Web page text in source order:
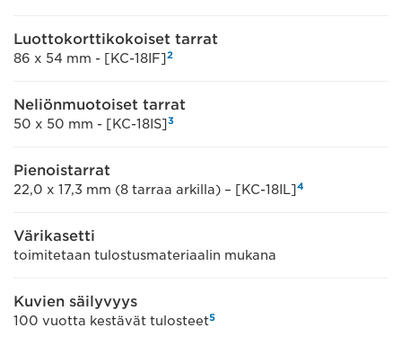
Luottokorttikokoiset tarrat
86 x 54 mm - [KC-18IF] 2
Neliönmuotoiset tarrat
50 x 50 mm - [KC-18IS] 3
Pienoistarrat
22,0 x 17,3 mm (8 tarraa arkilla) – [KC-18IL] 4
Värikasetti
toimitetaan tulostusmateriaalin mukana
Kuvien säilyvyys
100 vuotta kestävät tulosteet5